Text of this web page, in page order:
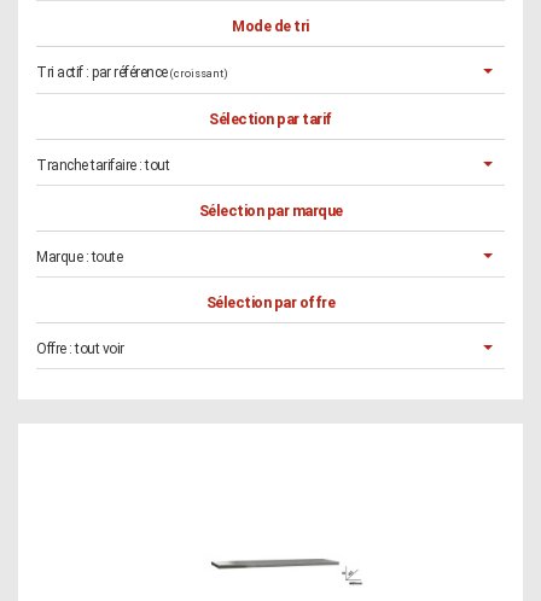
Mode de tri
Tri actif : par référence (croissant)
Sélection par tarif
Tranche tarifaire :tout
Sélection par marque
Marque :toute
Sélection par offre
Offre :tout voir